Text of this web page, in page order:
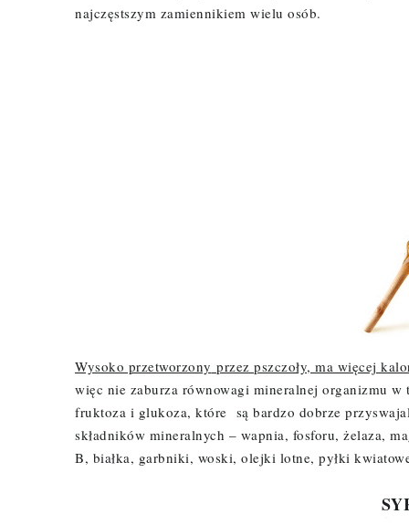
najczęstszym zamiennikiem wielu osób.
Wysoko przetworzony przez pszczoły, ma więcej
więc nie zaburza równowagi mineralnej organizmu
fruktoza i glukoza, które są bardzo dobrze
składników mineralnych – wapnia, fosforu, żelaza,
B, białka, garbniki, woski, olejki lotne, pyłki